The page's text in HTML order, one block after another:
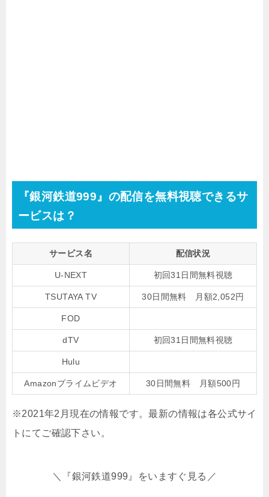
『銀河鉄道999』の配信を無料視聴できるサ
ービスは？
サービス名 配信状況
U-NEXT 初回31日間無料視聴
TSUTAYA TV 30日間無料 月額2,052円
FOD
dTV 初回31日間無料視聴
Hulu
Amazonプライムビデオ 30日間無料 月額500円
※2021年2月現在の情報です。最新の情報は各公式サイ
トにてご確認下さい。
＼『銀河鉄道999』をいますぐ見る／